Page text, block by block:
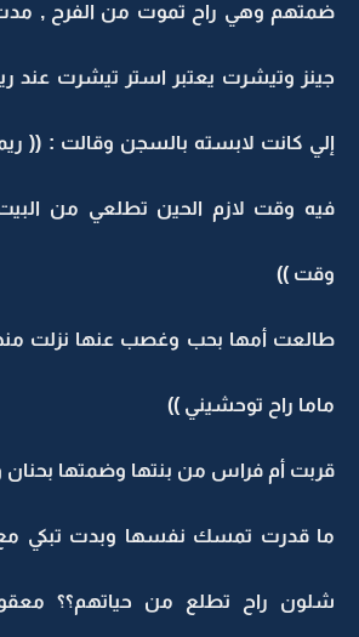
ضمتهم وهي راح تموت من الفرح ,
جينز وتيشرت يعتبر استر تيشرت عند
إلي كانت لابسته بالسجن وقالت : ((
فيه وقت لازم الحين تطلعي من
وقت ))
طالعت أمها بحب وغصب عنها نزلت
ماما راح توحشيني ))
قربت أم فراس من بنتها وضمتها بحنان
ما قدرت تمسك نفسها وبدت تبكي مع
شلون راح تطلع من حياتهم؟؟